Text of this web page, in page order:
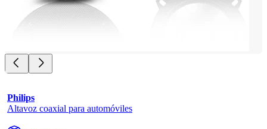
Philips
Altavoz coaxial para automóviles